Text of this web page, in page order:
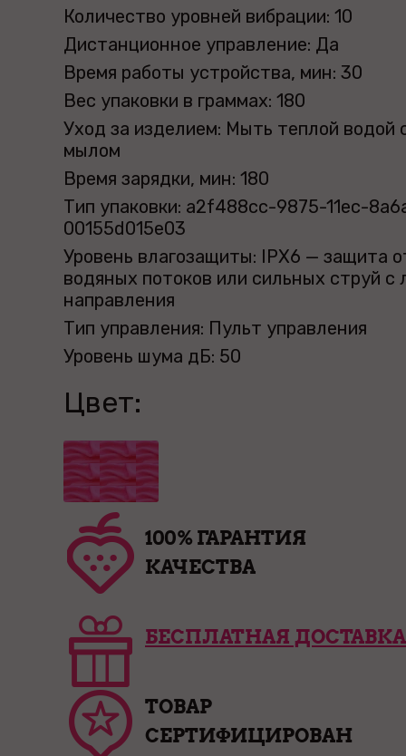
Количество уровней вибрации: 10
Дистанционное управление: Да
Время работы устройства, мин: 30
Вес упаковки в граммах: 180
Уход за изделием: Мыть теплой водой
мылом
Время зарядки, мин: 180
Тип упаковки: a2f488cc-9875-11ec-
00155d015e03
Уровень влагозащиты: IPX6 — защита
водяных потоков или сильных струй с
направления
Тип управления: Пульт управления
Уровень шума дБ: 50
Цвет:
100% ГАРАНТИЯ
КАЧЕСТВА
БЕСПЛАТНАЯ ДОСТАВКА
ТОВАР
СЕРТИФИЦИРОВАН